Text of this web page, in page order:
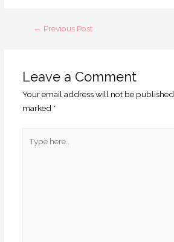
← Previous Post
Leave a Comment
Your email address will not be published.
marked *